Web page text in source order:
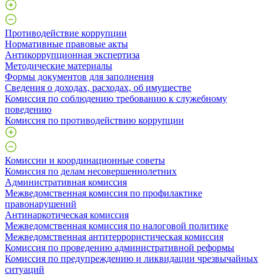
Противодействие коррупции
Нормативные правовые акты
Антикоррупционная экспертиза
Методические материалы
Формы документов для заполнения
Сведения о доходах, расходах, об имуществе
Комиссия по соблюдению требованию к служебному
поведению
Комиссия по противодействию коррупции
Комиссии и координационные советы
Комиссия по делам несовершеннолетних
Административная комиссия
Межведомственная комиссия по профилактике
правонарушений
Антинаркотическая комиссия
Межведомственная комиссия по налоговой политике
Межведомственная антитеррористическая комиссия
Комиссия по проведению административной реформы
Комиссия по предупреждению и ликвидации чрезвычайных
ситуаций